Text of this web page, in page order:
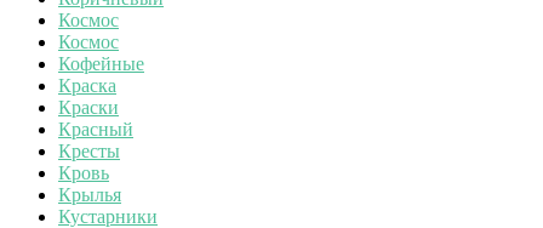
Космос
Космос
Кофейные
Краска
Краски
Красный
Кресты
Кровь
Крылья
Кустарники